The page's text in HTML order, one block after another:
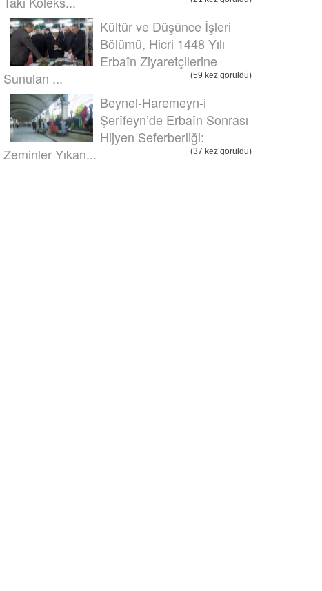
Kültür ve Düşünce İşleri
Bölümü, Hicri 1448 Yılı
Erbaîn Ziyaretçilerine
Sunulan ...
(59 kez görüldü)
Beynel-Haremeyn-i
Şerîfeyn’de Erbaîn Sonrası
Hijyen Seferberliği:
Zeminler Yıkan...
(37 kez görüldü)